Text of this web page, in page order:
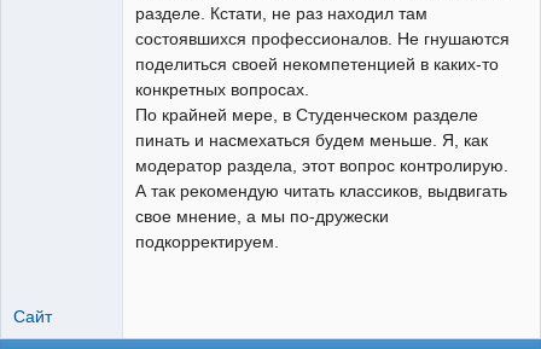
разделе. Кстати, не раз находил там
состоявшихся профессионалов. Не гнушаются
поделиться своей некомпетенцией в каких-то
конкретных вопросах.
По крайней мере, в Студенческом разделе
пинать и насмехаться будем меньше. Я, как
модератор раздела, этот вопрос контролирую.
А так рекомендую читать классиков, выдвигать
свое мнение, а мы по-дружески
подкорректируем.
Сайт